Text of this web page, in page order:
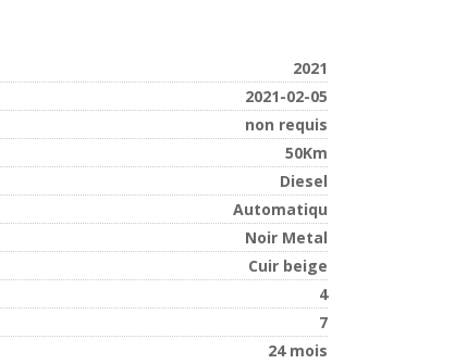
2021
2021-02-05
non requis
50Km
Diesel
Automatiqu
Noir Metal
Cuir beige
4
7
24 mois